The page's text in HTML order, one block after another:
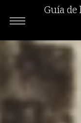
Guía de